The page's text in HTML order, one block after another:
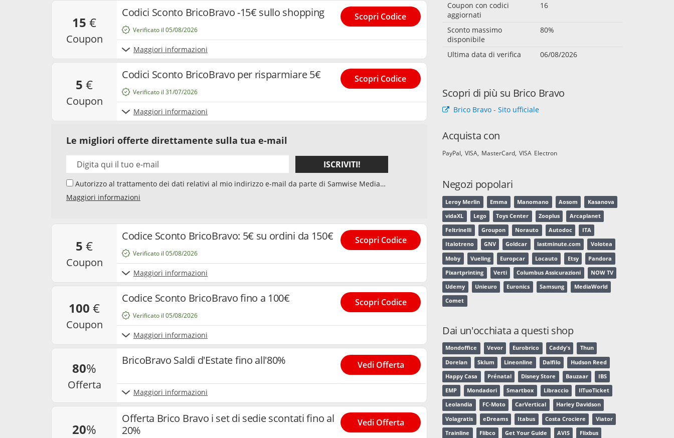
15 €
coupon
Codici Sconto BricoBravo -15€ sullo shopping
Maggiori informazioni
Verificato il 05/08/2026
Scopri Codice
5 €
coupon
Codici Sconto BricoBravo per risparmiare 5€
Maggiori informazioni
Verificato il 31/07/2026
Scopri Codice
Le migliori offerte direttamente sulla tua e-mail
ISCRIVITI!
GmbH, Starstraße 2, D - 22305 Amburg, Germania, e del suo elaboratore di dati, per l'invio della
newsletter sui temi "Codici Sconto" e "Offerte". Accetto che, nell’ambito dell’invio della
e cookie utilizzati per misurare i risultati. Posso revocare il mio consenso in qualsiasi momento
e annullare l’iscrizione alla newsletter. Per maggiori informazioni è possibile consultare la
nostraprivacy policy
Maggiori informazioni
5 €
coupon
Codice Sconto BricoBravo: 5€ su ordini da 150€
Maggiori informazioni
Verificato il 05/08/2026
Scopri Codice
100 €
coupon
Codice Sconto BricoBravo fino a 100€
Maggiori informazioni
Verificato il 05/08/2026
Scopri Codice
80%
offerta
BricoBravo Saldi d'Estate fino all'80%
Maggiori informazioni
Vedi Offerta
20%
Offerta Brico Bravo i set di sedie scontati fino al
20%
Vedi Offerta
Coupon con codici
aggiornati
16
Sconto massimo
disponibile
80%
Ultima data di verifica 06/08/2026
Scopri di più su Brico Bravo
Brico Bravo - Sito ufficiale
Acquista con
PayPal VISA MasterCard VISA Electron
Negozi popolari
Leroy Merlin Emma Manomano Aosom Kasanova
vidaXL Lego Toys Center Zooplus Arcaplanet
Feltrinelli Groupon Norauto Autodoc ITA
Italotreno GNV Goldcar lastminute.com Volotea
Moby Vueling Europcar Locauto Etsy Pandora
Pixartprinting Verti Columbus Assicurazioni NOW TV
Udemy Unieuro Euronics Samsung MediaWorld
Comet
Dai un'occhiata a questi shop
Mondoffice Vevor Eurobrico Caddy's Thun
Dorelan Sklum Lineonline Dalfilo Hudson Reed
Happy Casa Prénatal Disney Store Bauzaar IBS
EMP Mondadori Smartbox Libraccio IlTuoTicket
Leolandia FC-Moto CarVertical Harley Davidson
Volagratis eDreams Itabus Costa Crociere Viator
Trainline Flibco Get Your Guide AVIS Flixbus